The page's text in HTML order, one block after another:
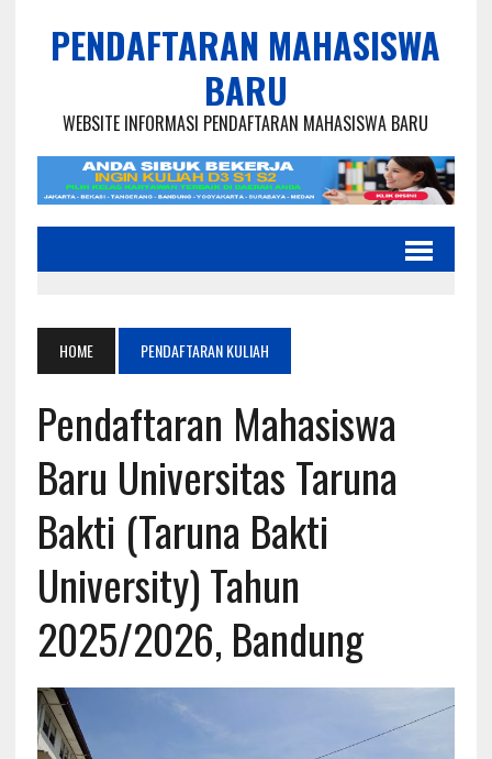
PENDAFTARAN MAHASISWA
BARU
WEBSITE INFORMASI PENDAFTARAN MAHASISWA BARU
HOME PENDAFTARAN KULIAH
Pendaftaran Mahasiswa
Baru Universitas Taruna
Bakti (Taruna Bakti
University) Tahun
2025/2026, Bandung